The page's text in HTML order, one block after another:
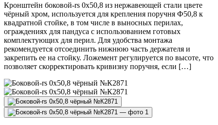
Кронштейн боковой-rs 0х50,8 из нержавеющей стали цвете
чёрный хром, используется для крепления поручня Ф50,8 к
квадратной стойке, в том числе в выносных перилах,
ограждениях для пандуса с использованием готовых
комплектующих для перил. Для удобства монтажа
рекомендуется отсоединить нижнюю часть держателя и
закрепить ее на стойку. Ложемент регулируется по высоте, что
позволяет скорректировать кривизну поручня, если […]